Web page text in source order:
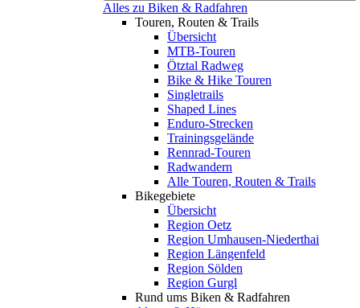
Alles zu Biken & Radfahren
Touren, Routen & Trails
Übersicht
MTB-Touren
Ötztal Radweg
Bike & Hike Touren
Singletrails
Shaped Lines
Enduro-Strecken
Trainingsgelände
Rennrad-Touren
Radwandern
Alle Touren, Routen & Trails
Bikegebiete
Übersicht
Region Oetz
Region Umhausen-Niederthai
Region Längenfeld
Region Sölden
Region Gurgl
Rund ums Biken & Radfahren